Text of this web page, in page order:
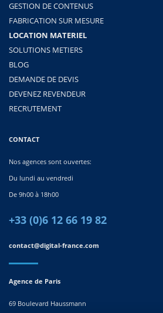
GESTION DE CONTENUS
FABRICATION SUR MESURE
LOCATION MATERIEL
SOLUTIONS METIERS
BLOG
DEMANDE DE DEVIS
DEVENEZ REVENDEUR
RECRUTEMENT
CONTACT
Nos agences sont ouvertes:
Du lundi au vendredi
De 9h00 à 18h00
+33 (0)6 12 66 19 82
contact@digital-france.com
Agence de Paris
69 Boulevard Haussmann